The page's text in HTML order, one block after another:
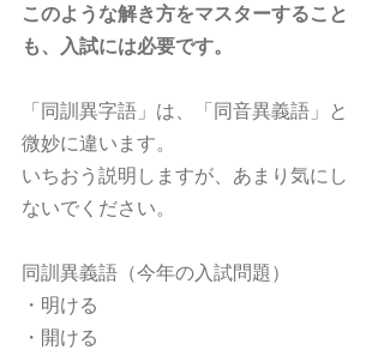
このような解き方をマスターすること
も、入試には必要です。
「同訓異字語」は、「同音異義語」と
微妙に違います。
いちおう説明しますが、あまり気にし
ないでください。
同訓異義語（今年の入試問題）
・明ける
・開ける